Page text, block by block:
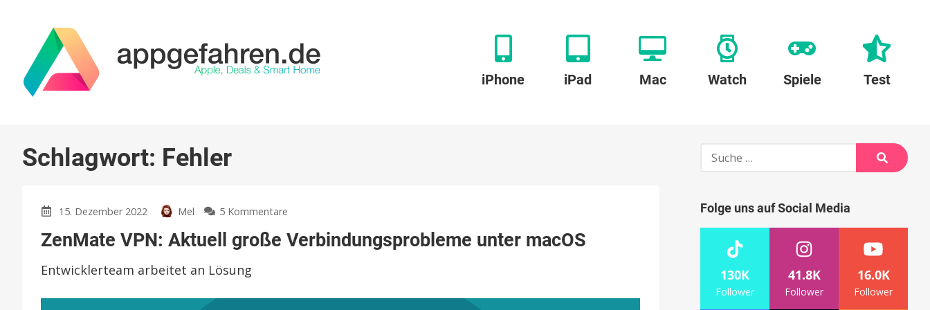
iPhone iPad Mac Watch Spiele Test
Schlagwort: Fehler
15. Dezember 2022 Mel 5 Kommentare
VPN:
unter
ZenMate VPN: Aktuell große Verbindungsprobleme unter macOS
Entwicklerteam arbeitet an Lösung
Suche
Suche
Folge uns auf Social Media
130K
Follower
41.8K
Follower
16.0K
Follower